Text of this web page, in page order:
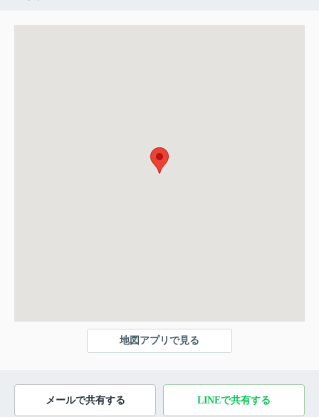
地図アプリで見る
メールで共有する LINEで共有する